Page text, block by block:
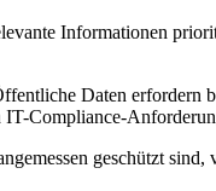
Informationen
Daten erfordern
Compliance-
geschützt